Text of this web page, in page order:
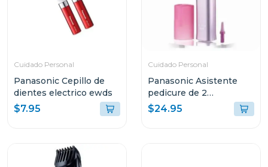
Cuidado Personal
Panasonic Cepillo de
dientes electrico ewds
$7.95
Cuidado Personal
Panasonic Asistente
pedicure de 2
velocidades
$24.95